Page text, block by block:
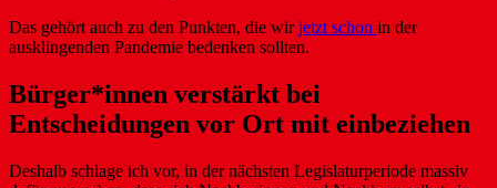
Das gehört auch zu den Punkten, die wirjetzt schon in der
ausklingenden Pandemie bedenken sollten.
Bürger*innen verstärkt bei
Entscheidungen vor Ort mit einbeziehen
Deshalb schlage ich vor, in der nächsten Legislaturperiode massiv